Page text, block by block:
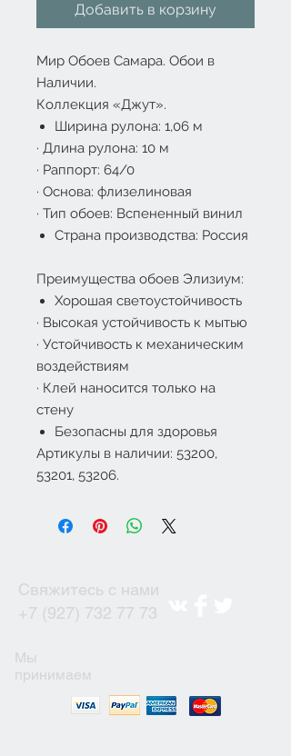
Добавить в корзину
Мир Обоев Самара. Обои в
Наличии.
Коллекция «Джут».
Ширина рулона: 1,06 м
· Длина рулона: 10 м
· Раппорт: 64/0
· Основа: флизелиновая
· Тип обоев: Вспененный винил
Страна производства: Россия
Преимущества обоев Элизиум:
Хорошая светоустойчивость
· Высокая устойчивость к мытью
· Устойчивость к механическим
воздействиям
· Клей наносится только на
стену
Безопасны для здоровья
Артикулы в наличии: 53200,
53201, 53206.
Свяжитесь с нами
+7 (927) 732 77 73
Мы
принимаем